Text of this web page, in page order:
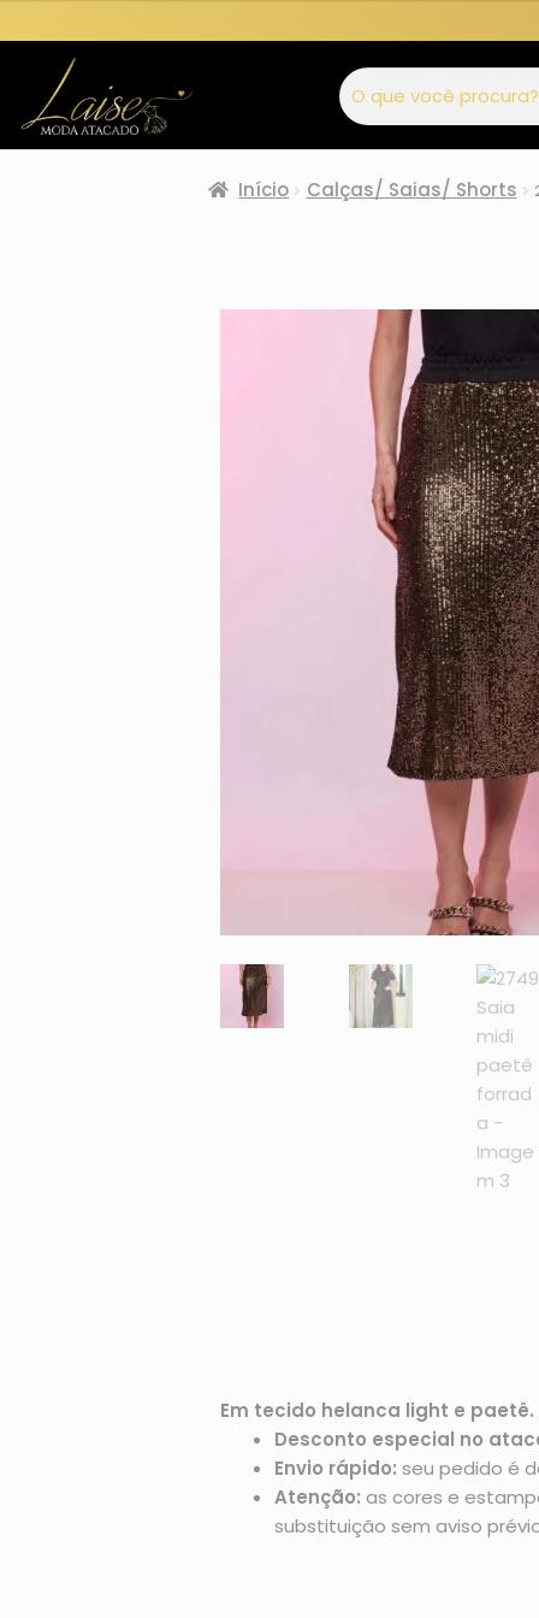
Início Calças/ Saias/ Shorts
Em tecido helanca light e paetê.
Desconto especial no
Envio rápido: seu pedido é
Atenção: as cores e
substituição sem aviso